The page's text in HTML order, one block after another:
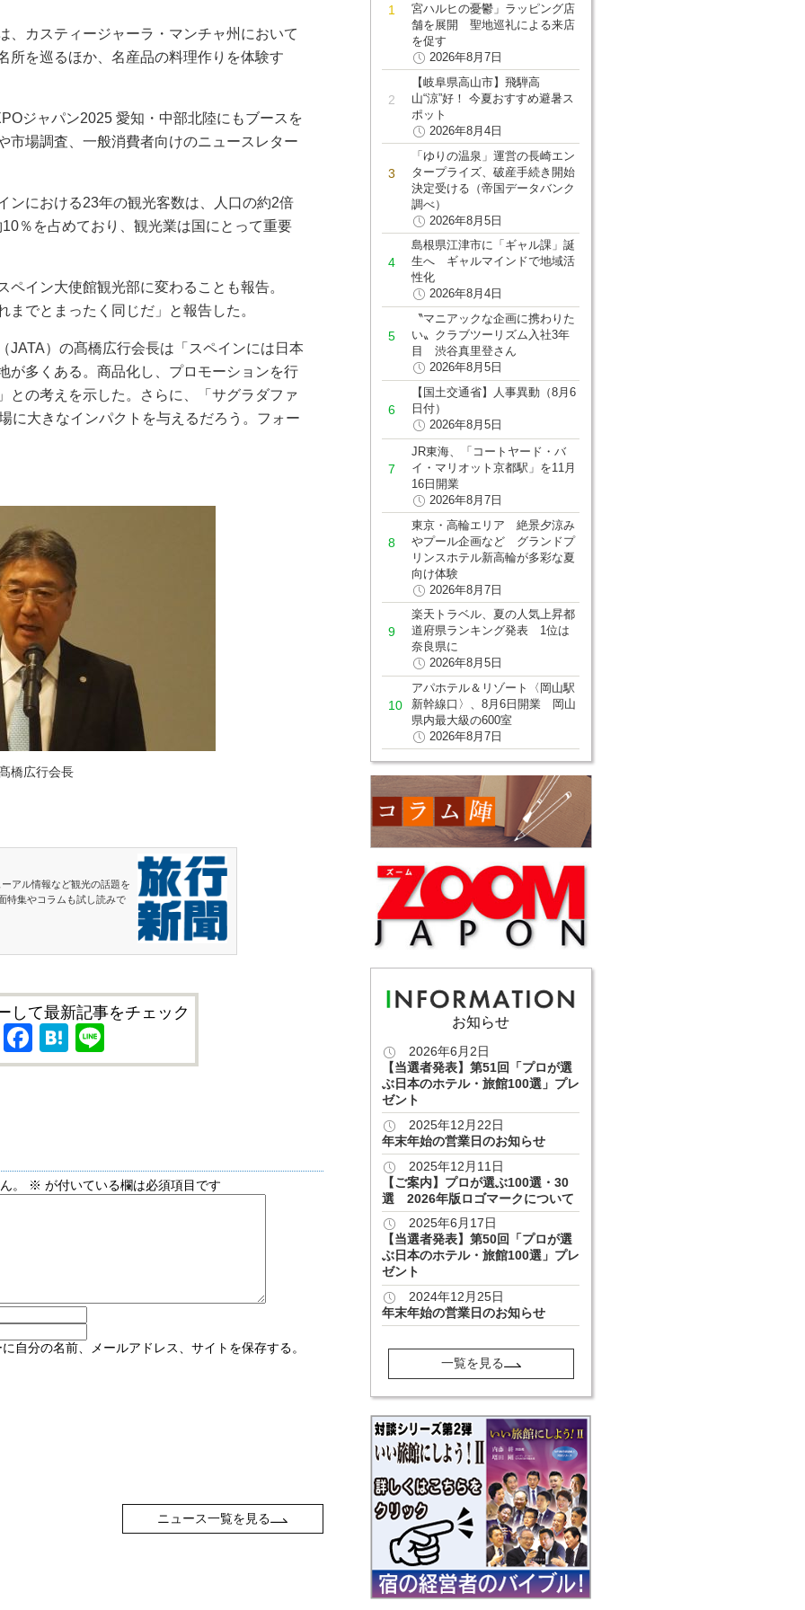
カスティージャーラ・マンチャ州において
所を巡るほか、名産品の料理作りを体験す
ジャパン2025 愛知・中部北陸にもブースを
市場調査、一般消費者向けのニュースレター
における23年の観光客数は、人口の約2倍
％を占めており、観光業は国にとって重要
イン大使館観光部に変わることも報告。
でとまったく同じだ」と報告した。
）の髙橋広行会長は「スペインには日本
が多くある。商品化し、プロモーションを行
との考えを示した。さらに、「サグラダファ
に大きなインパクトを与えるだろう。フォー
橋広行会長
アル情報など観光の話題を
特集やコラムも試し読みで
して最新記事をチェック
X Facebook
Hatena
。 ※ が付いている欄は必須項目です
自分の名前、メールアドレス、サイトを保存する。
ニュース一覧を見る
宮ハルヒの憂鬱」ラッピング店
舗を展開 聖地巡礼による来店
を促す
2026年8月7日
【岐阜県高山市】飛騨高
山“涼”好！ 今夏おすすめ避暑ス
ポット
2026年8月4日
「ゆりの温泉」運営の長崎エン
タープライズ、破産手続き開始
決定受ける（帝国データバンク
調べ）
2026年8月5日
島根県江津市に「ギャル課」誕
生へ ギャルマインドで地域活
性化
2026年8月4日
〝マニアックな企画に携わりた
い〟クラブツーリズム入社3年
目 渋谷真里登さん
2026年8月5日
【国土交通省】人事異動（8月6
日付）
2026年8月5日
JR東海、「コートヤード・バ
イ・マリオット京都駅」を11月
16日開業
2026年8月7日
東京・高輪エリア 絶景夕涼み
やプール企画など グランドプ
リンスホテル新高輪が多彩な夏
向け体験
2026年8月7日
楽天トラベル、夏の人気上昇都
道府県ランキング発表 1位は
奈良県に
2026年8月5日
アパホテル＆リゾート〈岡山駅
新幹線口〉、8月6日開業 岡山
県内最大級の600室
2026年8月7日
お知らせ
2026年6月2日
【当選者発表】第51回「プロが選
ぶ日本のホテル・旅館100選」プレ
ゼント
2025年12月22日
年末年始の営業日のお知らせ
2025年12月11日
【ご案内】プロが選ぶ100選・30
選 2026年版ロゴマークについて
2025年6月17日
【当選者発表】第50回「プロが選
ぶ日本のホテル・旅館100選」プレ
ゼント
2024年12月25日
年末年始の営業日のお知らせ
一覧を見る